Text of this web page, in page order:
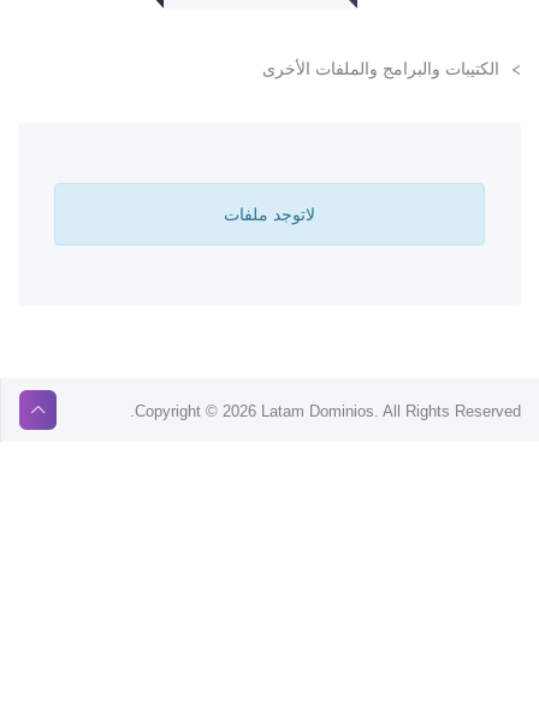
الكتيبات والبرامج والملفات الأخرى
لاتوجد ملفات
Copyright © 2026 Latam Dominios. All Rights Reserved.